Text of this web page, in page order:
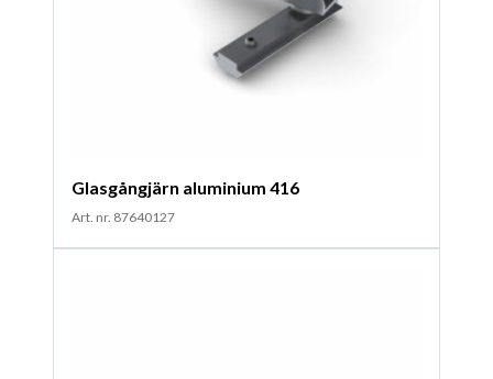
Glasgångjärn aluminium 416
Art. nr. 87640127